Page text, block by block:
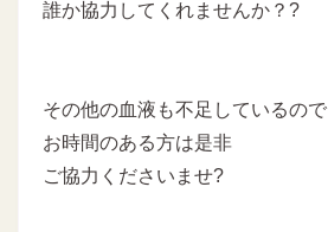
誰か協力してくれませんか？?
その他の血液も不足しているので
お時間のある方は是非
ご協力くださいませ?